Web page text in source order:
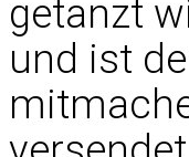
getanzt
und ist